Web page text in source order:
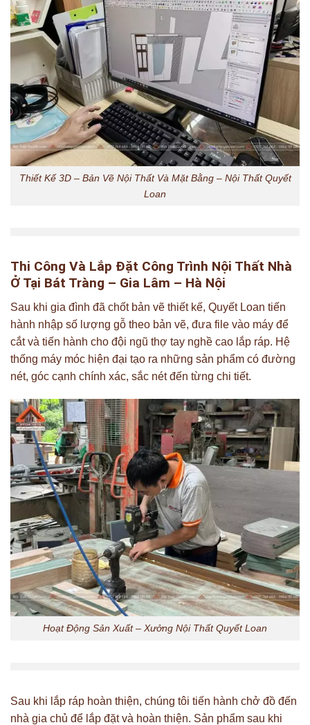
Thiết Kế 3D – Bản Vẽ Nội Thất Và Mặt Bằng – Nội Thất Quyết
Loan
Thi Công Và Lắp Đặt Công Trình Nội Thất Nhà
Ở Tại Bát Tràng – Gia Lâm – Hà Nội
Sau khi gia đình đã chốt bản vẽ thiết kế, Quyết Loan tiến
hành nhập số lượng gỗ theo bản vẽ, đưa file vào máy để
cắt và tiến hành cho đội ngũ thợ tay nghề cao lắp ráp. Hệ
thống máy móc hiện đại tạo ra những sản phẩm có đường
nét, góc cạnh chính xác, sắc nét đến từng chi tiết.
Hoạt Động Sản Xuất – Xưởng Nội Thất Quyết Loan
Sau khi lắp ráp hoàn thiện, chúng tôi tiến hành chở đồ đến
nhà gia chủ để lắp đặt và hoàn thiện. Sản phẩm sau khi